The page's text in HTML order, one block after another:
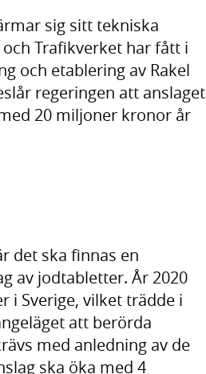
sig sitt tekniska
Trafikverket har fått i
och etablering av Rakel
regeringen att anslaget
20 miljoner kronor år
det ska finnas en
av jodtabletter. År 2020
i Sverige, vilket trädde i
att berörda
med anledning av de
ska öka med 4